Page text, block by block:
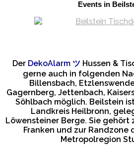
Events in
Der DekoAlarm ツ Hussen &
gerne auch in folgenden
Billensbach,
Gagernberg, Jettenbach,
Söhlbach möglich. Beilstein
Landkreis Heilbronn,
Löwensteiner Berge. Sie gehört
Franken und zur Randzone
Metropolregion